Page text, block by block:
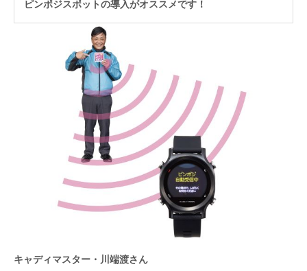
ピンポジスポットの導入がオススメです！
キャディマスター・川端渡さん